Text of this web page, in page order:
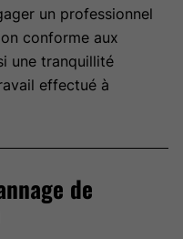
un professionnel
conforme aux
une tranquillité
effectué à
de